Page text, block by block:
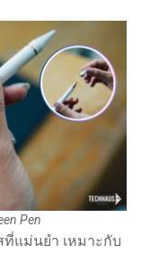
Pen
แม่นยำ เหมาะกับ